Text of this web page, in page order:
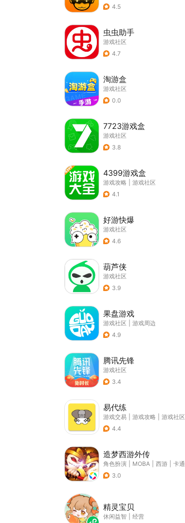
4.5
虫虫助手
游戏社区
4.7
淘游盒
游戏社区
0.0
7723游戏盒
游戏社区
3.8
4399游戏盒
游戏攻略
游戏社区
4.1
好游快爆
游戏社区
4.6
葫芦侠
游戏社区
3.9
果盘游戏
游戏社区
游戏周边
4.9
腾讯先锋
游戏社区
3.4
易代练
游戏交易 游戏攻略
游戏社区
4.4
造梦西游外传
角色扮演 MOBA 西游
卡通
3.0
精灵宝贝
休闲益智 经营